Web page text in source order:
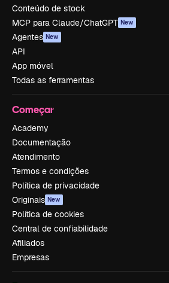
Conteúdo de stock
MCP para Claude/ChatGPT New
Agentes New
API
App móvel
Todas as ferramentas
Começar
Academy
Documentação
Atendimento
Termos e condições
Política de privacidade
Originais New
Política de cookies
Central de confiabilidade
Afiliados
Empresas